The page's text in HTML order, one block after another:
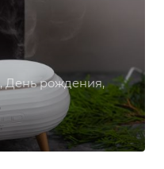
День рождения,